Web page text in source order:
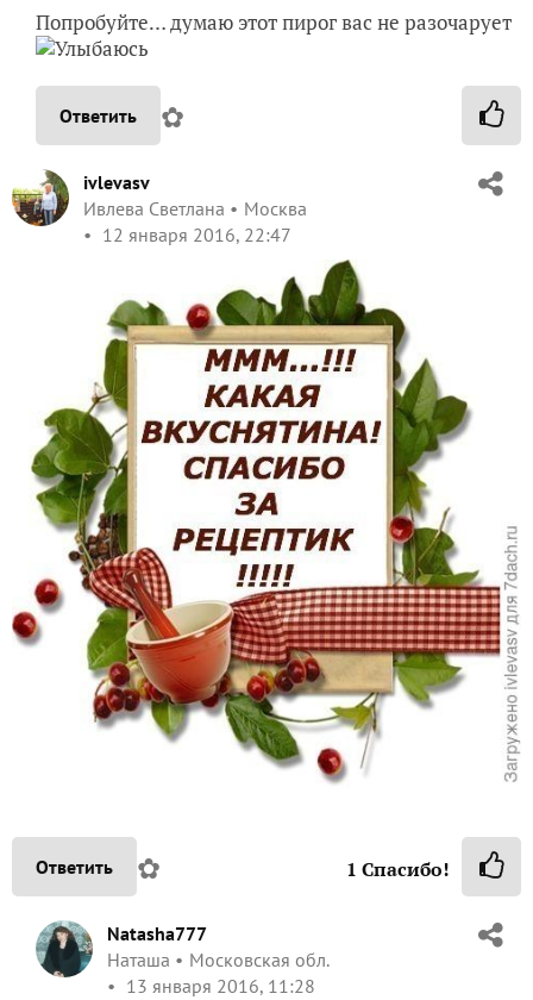
Попробуйте… думаю этот пирог вас не разочарует
Ответить ✿
ivlevasv
Ивлева Светлана
Москва
12 января 2016, 22:47
Ответить ✿ 1 Спасибо!
Natasha777
Наташа
Московская обл.
13 января 2016, 11:28